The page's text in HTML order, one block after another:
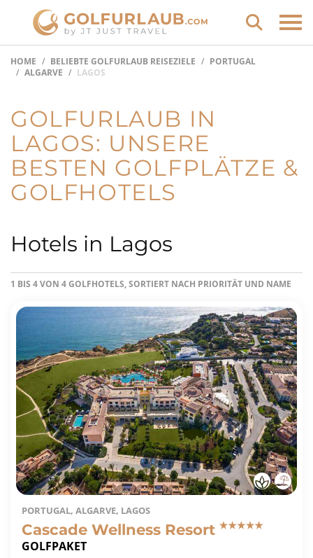
HOME BELIEBTE GOLFURLAUB REISEZIELE
PORTUGAL
ALGARVE
LAGOS
GOLFURLAUB IN
LAGOS: UNSERE
BESTEN GOLFPLÄTZE &
GOLFHOTELS
Hotels in Lagos
1 BIS 4 VON 4 GOLFHOTELS, SORTIERT NACH PRIORITÄT UND NAME
PORTUGAL, ALGARVE, LAGOS
Cascade Wellness Resort
GOLFPAKET